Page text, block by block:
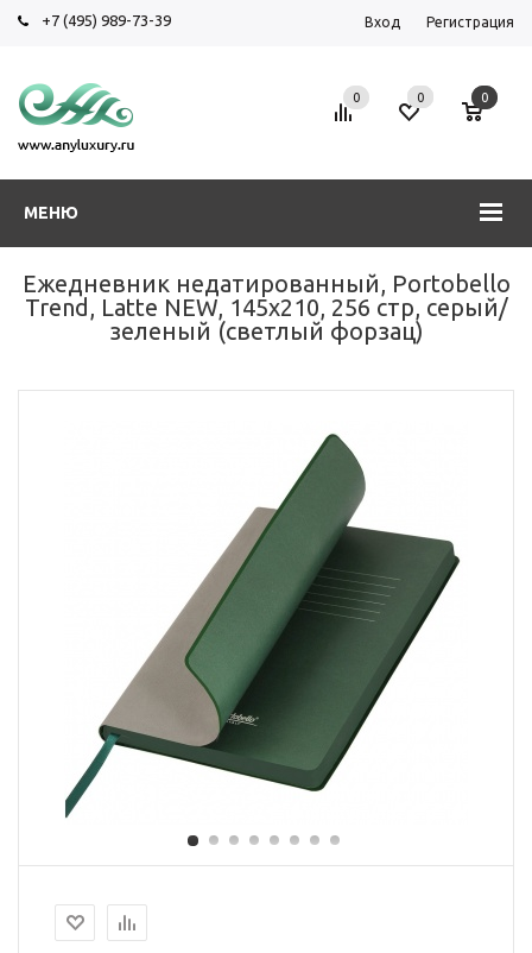
+7 (495) 989-73-39 Вход Регистрация
МЕНЮ
0 0 0
Ежедневник недатированный, Portobello
Trend, Latte NEW, 145х210, 256 стр, серый/
зеленый (светлый форзац)